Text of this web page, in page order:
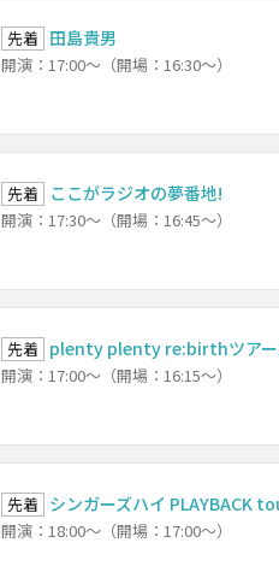
先着 田島貴男
開演：17:00～（開場：16:30～）
先着 ここがラジオの夢番地!
開演：17:30～（開場：16:45～）
先着 plenty plenty re:birthツアー
開演：17:00～（開場：16:15～）
先着 シンガーズハイ PLAYBACK
開演：18:00～（開場：17:00～）